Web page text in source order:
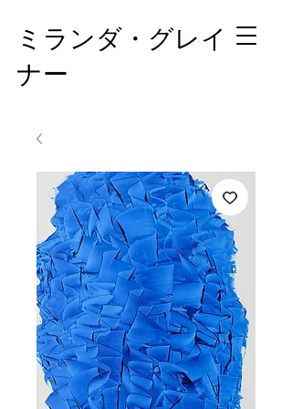
ミランダ・グレイ
ナー